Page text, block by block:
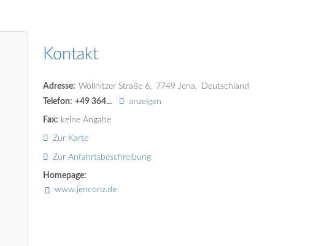
Kontakt
Adresse: Wöllnitzer Straße 6 7749 Jena
Deutschland
Telefon: +49 364... anzeigen
Fax: keine Angabe
Zur Karte
Zur Anfahrtsbeschreibung
Homepage:
www.jenconz.de